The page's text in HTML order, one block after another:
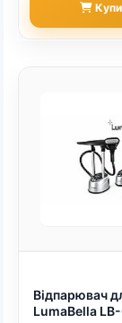
Відпарювач
LumaBella